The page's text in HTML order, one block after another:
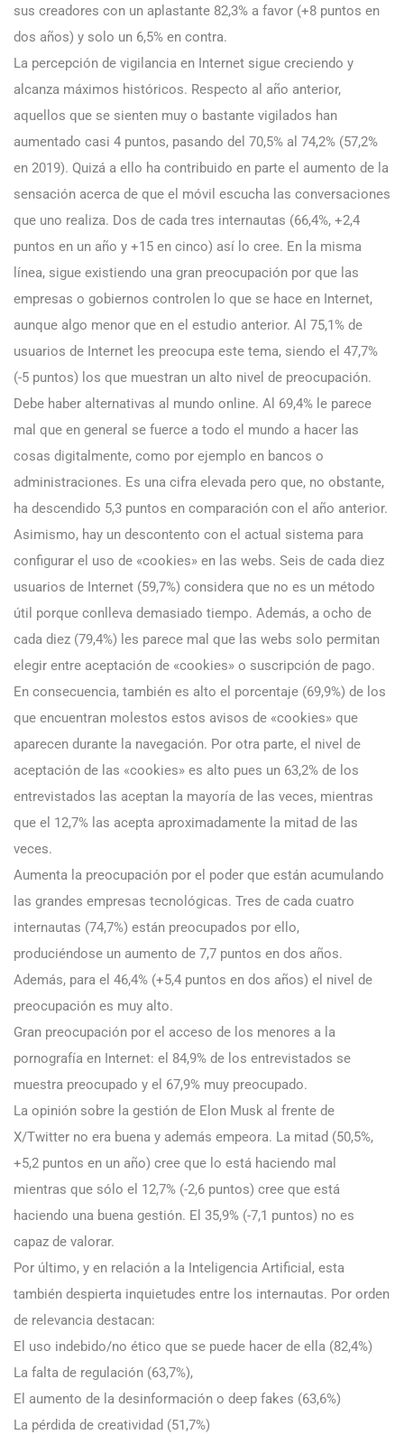
sus creadores con un aplastante 82,3% a favor (+8 puntos en
dos años) y solo un 6,5% en contra.
La percepción de vigilancia en Internet sigue creciendo y
alcanza máximos históricos. Respecto al año anterior,
aquellos que se sienten muy o bastante vigilados han
aumentado casi 4 puntos, pasando del 70,5% al 74,2% (57,2%
en 2019). Quizá a ello ha contribuido en parte el aumento de la
sensación acerca de que el móvil escucha las conversaciones
que uno realiza. Dos de cada tres internautas (66,4%, +2,4
puntos en un año y +15 en cinco) así lo cree. En la misma
línea, sigue existiendo una gran preocupación por que las
empresas o gobiernos controlen lo que se hace en Internet,
aunque algo menor que en el estudio anterior. Al 75,1% de
usuarios de Internet les preocupa este tema, siendo el 47,7%
(-5 puntos) los que muestran un alto nivel de preocupación.
Debe haber alternativas al mundo online. Al 69,4% le parece
mal que en general se fuerce a todo el mundo a hacer las
cosas digitalmente, como por ejemplo en bancos o
administraciones. Es una cifra elevada pero que, no obstante,
ha descendido 5,3 puntos en comparación con el año anterior.
Asimismo, hay un descontento con el actual sistema para
configurar el uso de «cookies» en las webs. Seis de cada diez
usuarios de Internet (59,7%) considera que no es un método
útil porque conlleva demasiado tiempo. Además, a ocho de
cada diez (79,4%) les parece mal que las webs solo permitan
elegir entre aceptación de «cookies» o suscripción de pago.
En consecuencia, también es alto el porcentaje (69,9%) de los
que encuentran molestos estos avisos de «cookies» que
aparecen durante la navegación. Por otra parte, el nivel de
aceptación de las «cookies» es alto pues un 63,2% de los
entrevistados las aceptan la mayoría de las veces, mientras
que el 12,7% las acepta aproximadamente la mitad de las
veces.
Aumenta la preocupación por el poder que están acumulando
las grandes empresas tecnológicas. Tres de cada cuatro
internautas (74,7%) están preocupados por ello,
produciéndose un aumento de 7,7 puntos en dos años.
Además, para el 46,4% (+5,4 puntos en dos años) el nivel de
preocupación es muy alto.
Gran preocupación por el acceso de los menores a la
pornografía en Internet: el 84,9% de los entrevistados se
muestra preocupado y el 67,9% muy preocupado.
La opinión sobre la gestión de Elon Musk al frente de
X/Twitter no era buena y además empeora. La mitad (50,5%,
+5,2 puntos en un año) cree que lo está haciendo mal
mientras que sólo el 12,7% (-2,6 puntos) cree que está
haciendo una buena gestión. El 35,9% (-7,1 puntos) no es
capaz de valorar.
Por último, y en relación a la Inteligencia Artificial, esta
también despierta inquietudes entre los internautas. Por orden
de relevancia destacan:
El uso indebido/no ético que se puede hacer de ella (82,4%)
La falta de regulación (63,7%),
El aumento de la desinformación o deep fakes (63,6%)
La pérdida de creatividad (51,7%)